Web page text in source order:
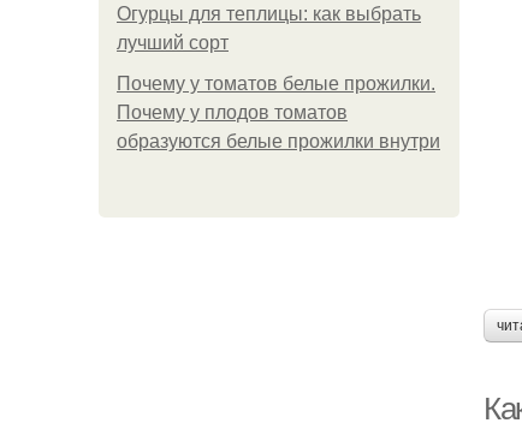
Огурцы для теплицы: как выбрать
лучший сорт
Почему у томатов белые прожилки.
Почему у плодов томатов
образуются белые прожилки внутри